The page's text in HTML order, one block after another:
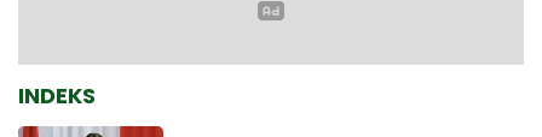
INDEKS